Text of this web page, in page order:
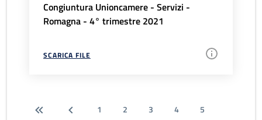
Congiuntura Unioncamere - Servizi -
Romagna - 4° trimestre 2021
SCARICA FILE
1 2 3 4
5